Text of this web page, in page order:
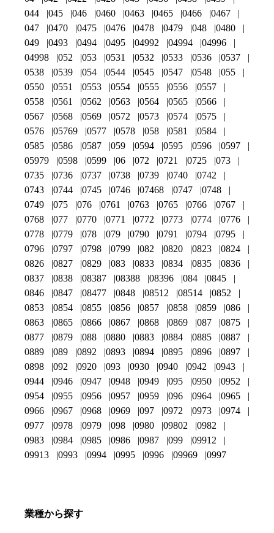
044
045 046 0460 0463 0465 0466
0467
047
0470 0475 0476 0478 0479 048
0480
049
0493 0494 0495 04992 04994
04996
04998
052 053 0531 0532 0533 0536
0537
0538
0539 054 0544 0545 0547 0548
055
0550
0551 0553 0554 0555 0556
0557
0558
0561 0562 0563 0564 0565
0566
0567
0568 0569 0572 0573 0574
0575
0576
05769 0577 0578 058 0581
0584
0585
0586 0587 059 0594 0595 0596
0597
05979
0598 0599 06 072 0721 0725
073
0735
0736 0737 0738 0739 0740
0742
0743
0744 0745 0746 07468 0747
0748
0749
075 076 0761 0763 0765 0766
0767
0768
077 0770 0771 0772 0773 0774
0776
0778
0779 078 079 0790 0791 0794
0795
0796
0797 0798 0799 082 0820 0823
0824
0826
0827 0829 083 0833 0834 0835
0836
0837
0838 08387 08388 08396 084
0845
0846
0847 08477 0848 08512 08514
0852
0853
0854 0855 0856 0857 0858 0859
086
0863
0865 0866 0867 0868 0869 087
0875
0877
0879 088 0880 0883 0884 0885
0887
0889
089 0892 0893 0894 0895 0896
0897
0898
092 0920 093 0930 0940 0942
0943
0944
0946 0947 0948 0949 095 0950
0952
0954
0955 0956 0957 0959 096 0964
0965
0966
0967 0968 0969 097 0972 0973
0974
0977
0978 0979 098 0980 09802
0982
0983
0984 0985 0986 0987 099
09912
09913
0993 0994 0995 0996 09969 0997
業種から探す